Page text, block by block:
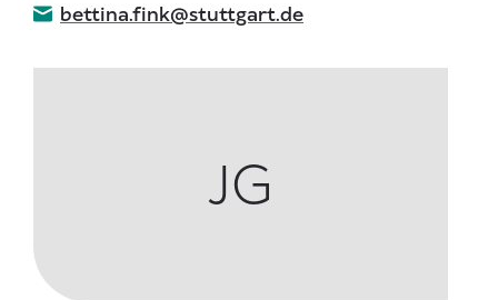
bettina.fink@stuttgart.de
JG